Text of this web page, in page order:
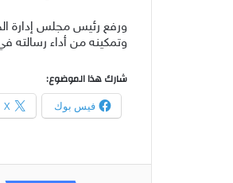
ورفع رئيس مجلس إدارة
وتمكينه من أداء رسالته
شارك هذا الموضوع:
فيس بوك X